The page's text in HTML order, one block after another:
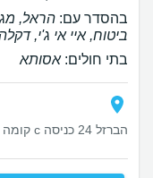
בהסדר עם: הראל,
ביטוח, איי אי ג'י,
בתי חולים:אסותא
הברזל 24 כניסה c קומה 3, תל אביב